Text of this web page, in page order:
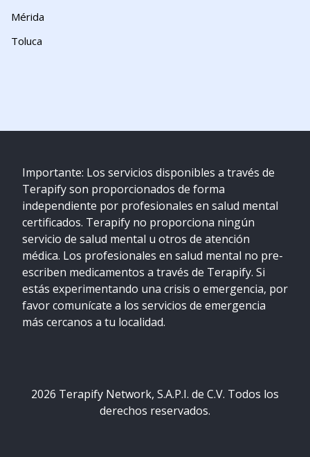
Mérida
Toluca
Importante: Los servicios disponibles a través de
Terapify son proporcionados de forma
independiente por profesionales en salud mental
certificados. Terapify no proporciona ningún
servicio de salud mental u otros de atención
médica. Los profesionales en salud mental no pre-
escriben medicamentos a través de Terapify. Si
estás experimentando una crisis o emergencia, por
favor comunícate a los servicios de emergencia
más cercanos a tu localidad.
2026 Terapify Network, S.A.P.I. de C.V. Todos los
derechos reservados.